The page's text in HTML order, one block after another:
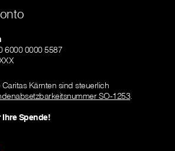
6000 0000 5587
Kärnten sind steuerlich
SO-1253.
Spende!